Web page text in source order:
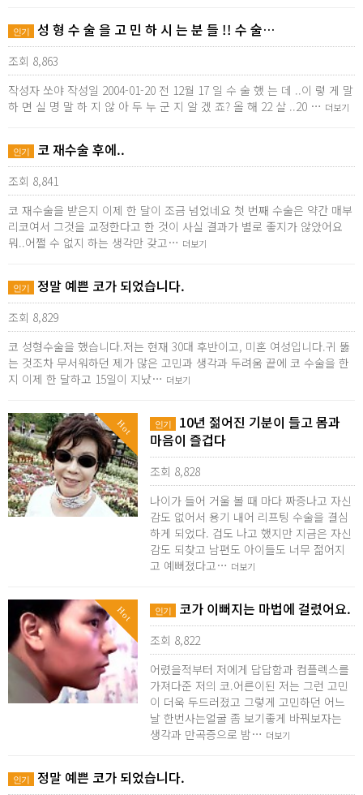
인기 성 형 수 술 을 고 민 하 시 는 분 들 !! 수 술…
조회 8,863
작성자 쏘야 작성일 2004-01-20 전 12월 17 일 수 술 했 는 데 ..이 렇 게 말
하 면 실 명 말 하 지 않 아 두 누 군 지 알 겠 죠? 올 해 22 살 ..20 … 더보기
인기 코 재수술 후에..
조회 8,841
코 재수술을 받은지 이제 한 달이 조금 넘었네요 첫 번째 수술은 약간 매부
리코여서 그것을 교정한다고 한 것이 사실 결과가 별로 좋지가 않았어요
뭐..어쩔 수 없지 하는 생각만 갖고… 더보기
인기 정말 예쁜 코가 되었습니다.
조회 8,829
코 성형수술을 했습니다.저는 현재 30대 후반이고, 미혼 여성입니다.귀 뚫
는 것조차 무서워하던 제가 많은 고민과 생각과 두려움 끝에 코 수술을 한
지 이제 한 달하고 15일이 지났… 더보기
Hot 인기
10년 젊어진 기분이 들고 몸과
마음이 즐겁다
조회 8,828
나이가 들어 거울 볼 때 마다 짜증나고 자신
감도 없어서 용기 내어 리프팅 수술을 결심
하게 되었다. 겁도 나고 했지만 지금은 자신
감도 되찾고 남편도 아이들도 너무 젊어지
고 예뻐졌다고… 더보기
Hot 인기 코가 이뻐지는 마법에 걸렸어요.
조회 8,822
어렸을적부터 저에게 답답함과 컴플렉스를
가져다준 저의 코.어른이된 저는 그런 고민
이 더욱 두드러졌고 그렇게 고민하던 어느
날 한번사는얼굴 좀 보기좋게 바꿔보자는
생각과 만곡증으로 밤… 더보기
인기 정말 예쁜 코가 되었습니다.